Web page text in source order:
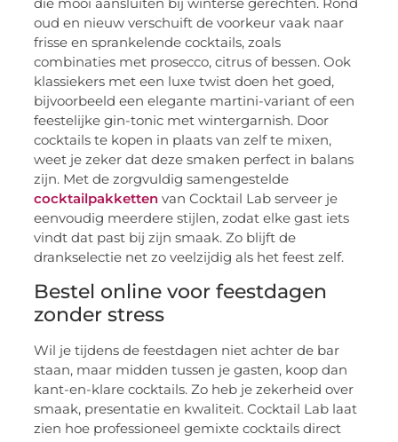
die mooi aansluiten bij winterse gerechten. Rond
oud en nieuw verschuift de voorkeur vaak naar
frisse en sprankelende cocktails, zoals
combinaties met prosecco, citrus of bessen. Ook
klassiekers met een luxe twist doen het goed,
bijvoorbeeld een elegante martini-variant of een
feestelijke gin-tonic met wintergarnish. Door
cocktails te kopen in plaats van zelf te mixen,
weet je zeker dat deze smaken perfect in balans
zijn. Met de zorgvuldig samengestelde
cocktailpakketten van Cocktail Lab serveer je
eenvoudig meerdere stijlen, zodat elke gast iets
vindt dat past bij zijn smaak. Zo blijft de
drankselectie net zo veelzijdig als het feest zelf.
Bestel online voor feestdagen
zonder stress
Wil je tijdens de feestdagen niet achter de bar
staan, maar midden tussen je gasten, koop dan
kant-en-klare cocktails. Zo heb je zekerheid over
smaak, presentatie en kwaliteit. Cocktail Lab laat
zien hoe professioneel gemixte cocktails direct